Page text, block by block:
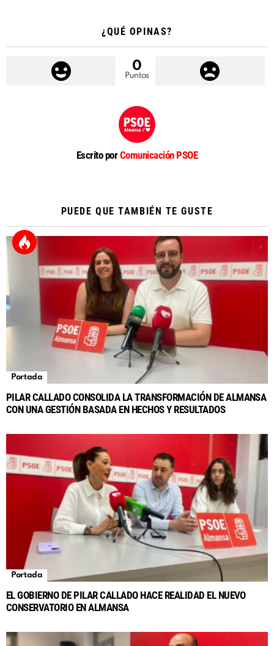
¿QUÉ OPINAS?
0
Puntos
Escrito porComunicación PSOE
PUEDE QUE TAMBIÉN TE GUSTE
Portada
PILAR CALLADO CONSOLIDA LA TRANSFORMACIÓN DE ALMANSA
CON UNA GESTIÓN BASADA EN HECHOS Y RESULTADOS
Portada
EL GOBIERNO DE PILAR CALLADO HACE REALIDAD EL NUEVO
CONSERVATORIO EN ALMANSA